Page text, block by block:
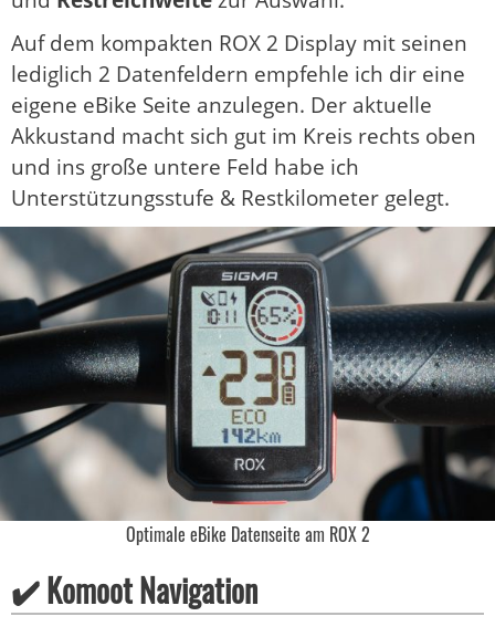
Auf dem kompakten ROX 2 Display mit seinen
lediglich 2 Datenfeldern empfehle ich dir eine
eigene eBike Seite anzulegen. Der aktuelle
Akkustand macht sich gut im Kreis rechts oben
und ins große untere Feld habe ich
Unterstützungsstufe & Restkilometer gelegt.
Optimale eBike Datenseite am ROX 2
✔️ Komoot Navigation